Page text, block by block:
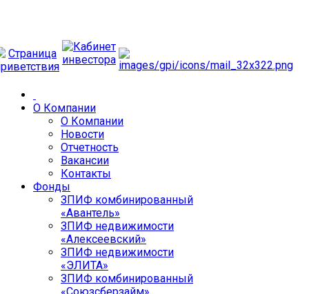
О Компании
О Компании
Новости
Отчетность
Вакансии
Контакты
Фонды
ЗПИФ комбинированный
«Авантель»
ЗПИФ недвижимости
«Алексеевский»
ЗПИФ недвижимости
«ЭЛИТА»
ЗПИФ комбинированный